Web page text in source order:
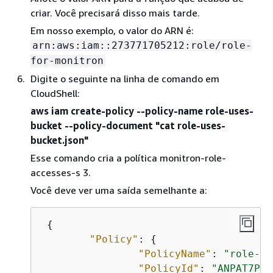
criar. Você precisará disso mais tarde.
Em nosso exemplo, o valor do ARN é:
arn:aws:iam::273771705212:role/role-
for-monitron
Digite o seguinte na linha de comando em
CloudShell:
aws iam create-policy --policy-name role-uses-
bucket --policy-document "cat role-uses-
bucket.json"
Esse comando cria a política monitron-role-
accesses-s 3.
Você deve ver uma saída semelhante a:
{
"Policy" : {
"PolicyName" :
"role-
"PolicyId" :